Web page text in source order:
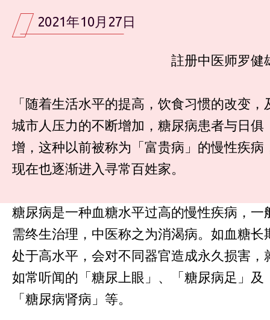
2021年10月27日
註册中医师罗健
「随着生活水平的提高，饮食习惯的改变，
城市人压力的不断增加，糖尿病患者与日俱
增，这种以前被称为「富贵病」的慢性疾病
现在也逐渐进入寻常百姓家。
糖尿病是一种血糖水平过高的慢性疾病，一
需终生治理，中医称之为消渴病。如血糖长
处于高水平，会对不同器官造成永久损害，
如常听闻的「糖尿上眼」、「糖尿病足」及
「糖尿病肾病」等。